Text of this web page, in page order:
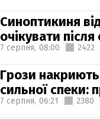
Синоптикиня
очікувати
7 серпня, 08:00 2422
Грози накриють
сильної спеки:
7 серпня, 06:21 2380